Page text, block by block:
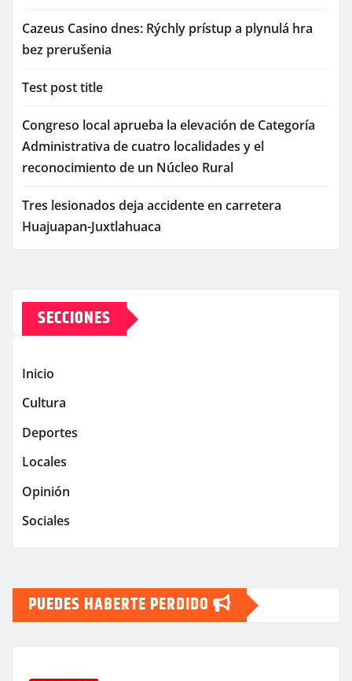
Cazeus Casino dnes: Rýchly prístup a plynulá hra
bez prerušenia
Test post title
Congreso local aprueba la elevación de Categoría
Administrativa de cuatro localidades y el
reconocimiento de un Núcleo Rural
Tres lesionados deja accidente en carretera
Huajuapan-Juxtlahuaca
SECCIONES
Inicio
Cultura
Deportes
Locales
Opinión
Sociales
PUEDES HABERTE PERDIDO